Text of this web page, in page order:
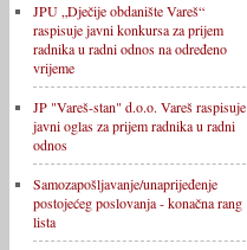
JPU „Dječije obdanište Vareš“
raspisuje javni konkursa za prijem
radnika u radni odnos na određeno
vrijeme
JP "Vareš-stan" d.o.o. Vareš raspisuje
javni oglas za prijem radnika u radni
odnos
Samozapošljavanje/unaprijeđenje
postojećeg poslovanja - konačna rang
lista